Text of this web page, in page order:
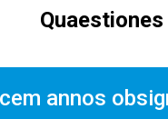
annos